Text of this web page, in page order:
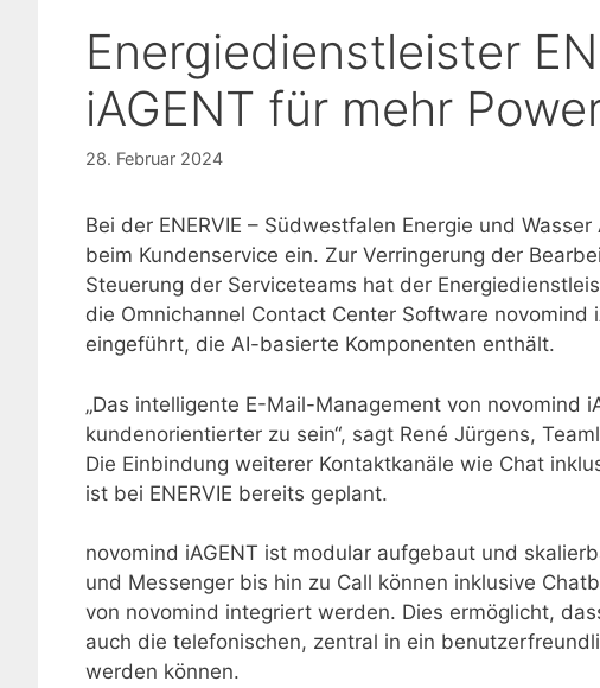
Energiedienstleister
iAGENT für mehr
28. Februar 2024
Bei der ENERVIE – Südwestfalen Energie und
beim Kundenservice ein. Zur Verringerung der
Steuerung der Serviceteams hat der
die Omnichannel Contact Center Software
eingeführt, die AI-basierte Komponenten enthält.
„Das intelligente E-Mail-Management von novomind
kundenorientierter zu sein“, sagt René Jürgens,
Die Einbindung weiterer Kontaktkanäle wie Chat
ist bei ENERVIE bereits geplant.
novomind iAGENT ist modular aufgebaut und
und Messenger bis hin zu Call können inklusive
von novomind integriert werden. Dies ermöglicht,
auch die telefonischen, zentral in ein
werden können.